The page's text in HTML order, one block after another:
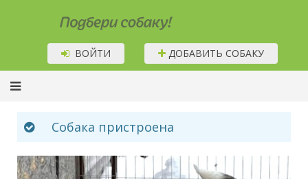
Подбери собаку!
ВОЙТИ ДОБАВИТЬ СОБАКУ
Собака пристроена